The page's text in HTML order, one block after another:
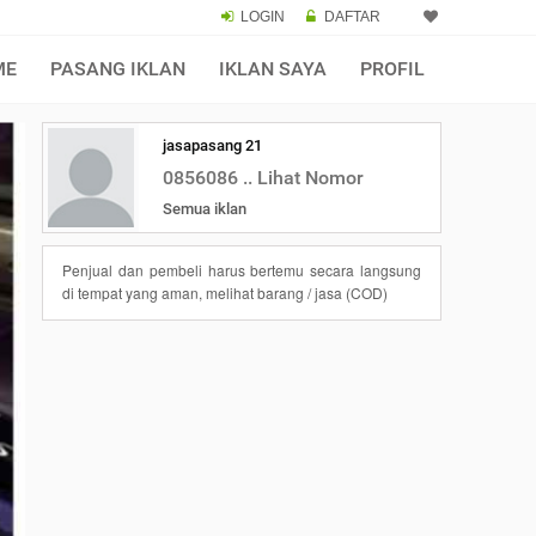
LOGIN DAFTAR
PASANG IKLAN IKLAN SAYA PROFIL
jasapasang 21
0856086 .. Lihat Nomor
Semua iklan
Penjual dan pembeli harus bertemu secara langsung
di tempat yang aman, melihat barang / jasa (COD)